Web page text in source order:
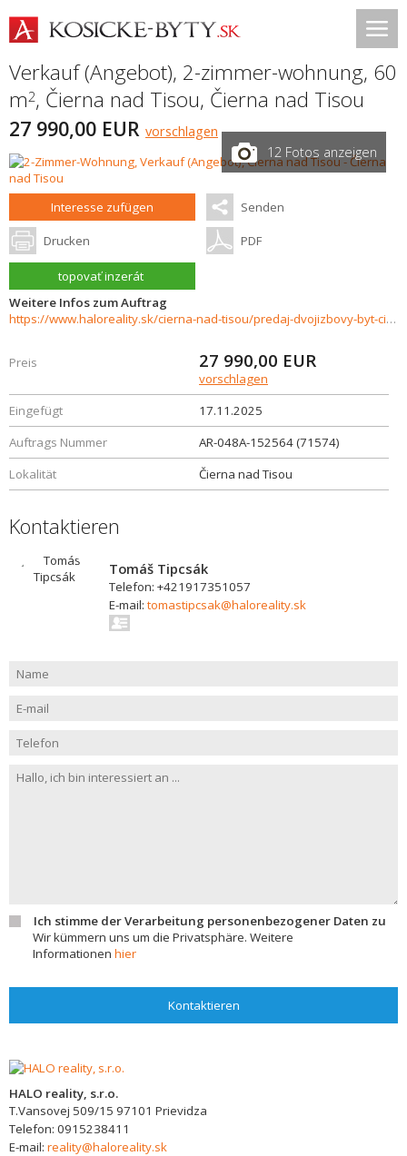
Verkauf (Angebot), 2-zimmer-wohnung, 60
m2, Čierna nad Tisou, Čierna nad Tisou
27 990,00 EUR vorschlagen
12 Fotos anzeigen
Interesse zufügen Senden
Drucken PDF
topovať inzerát
Weitere Infos zum Auftrag
https://www.haloreality.sk/cierna-nad-tisou/predaj-dvojizbovy-byt-cierna-nad-tisou---exkluzivne-halo-reality/71574
Preis 27 990,00 EUR
vorschlagen
Eingefügt
17.11.2025
Auftrags Nummer
AR-048A-152564 (71574)
Lokalität
Čierna nad Tisou
Kontaktieren
Tomáš Tipcsák
Telefon: +421917351057
E-mail: tomastipcsak@haloreality.sk
Ich stimme der Verarbeitung personenbezogener Daten zu
Wir kümmern uns um die Privatsphäre. Weitere
Informationen hier
Kontaktieren
HALO reality, s.r.o.
T.Vansovej 509/15 97101 Prievidza
Telefon: 0915238411
E-mail: reality@haloreality.sk